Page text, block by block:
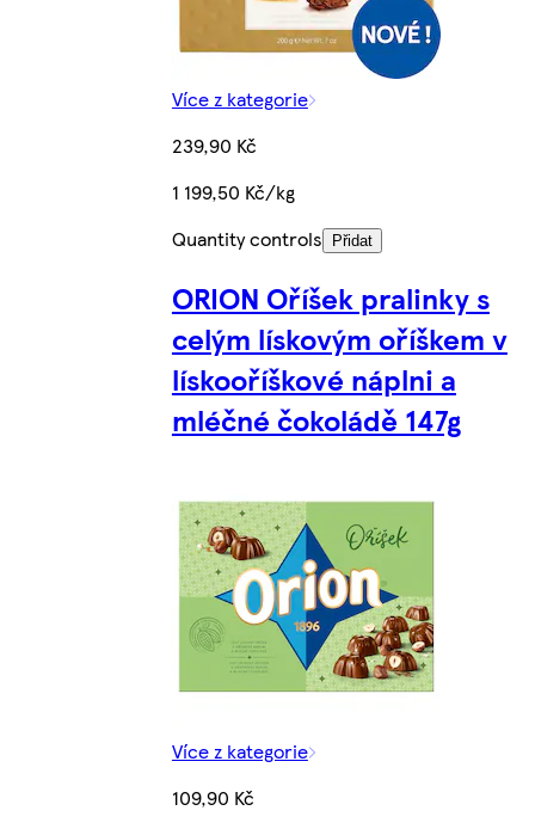
Více z kategorie
239,90 Kč
1 199,50 Kč/kg
Quantity controls
Přidat
ORION Oříšek pralinky s
celým lískovým oříškem v
lískooříškové náplni a
mléčné čokoládě 147g
Více z kategorie
109,90 Kč